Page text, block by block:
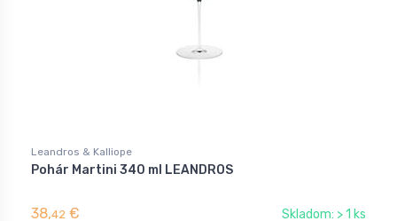
Leandros & Kalliope
Pohár Martini 340 ml LEANDROS
38,42 € Skladom: > 1 ks